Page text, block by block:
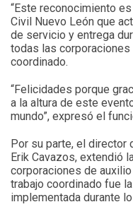
“Este reconocimiento
Civil Nuevo León que
de servicio y entrega
todas las
coordinado.
“Felicidades porque
a la altura de este
mundo”, expresó el
Por su parte, el director
Erik Cavazos, extendió
corporaciones de
trabajo coordinado fue
implementada durante